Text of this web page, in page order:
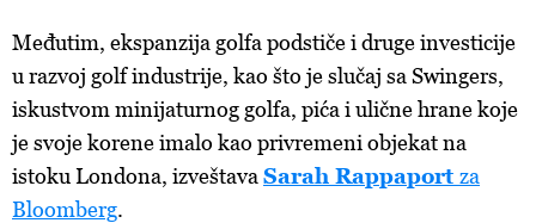
Međutim, ekspanzija golfa podstiče i druge investicije
u razvoj golf industrije, kao što je slučaj sa Swingers,
iskustvom minijaturnog golfa, pića i ulične hrane koje
je svoje korene imalo kao privremeni objekat na
istoku Londona, izveštava Sarah Rappaport za
Bloomberg.